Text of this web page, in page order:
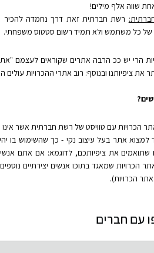
שווה אלף מילים!
רשת חברתית זאת דרך נחמדה להכיר
כל משתמש ולא תמיד רשום סטטוס משפחתי.
הרי יש ככ הרבה אתרים שקוראים לעצמם
את ציפיותנו ובנוסף: רוב אתרי ההכרויות עולים
הכרויות עם טוויסט של רשת חברתית אשר אינו
למצוא אתר בעל עיצוב נקי - כך שהשימוש בו
את ציפיותכם, לדוגמא: אם אתם אנשים
הכרויות שמאגד בתוכו אנשים יצירתיים
הכרויות).
עם חברים